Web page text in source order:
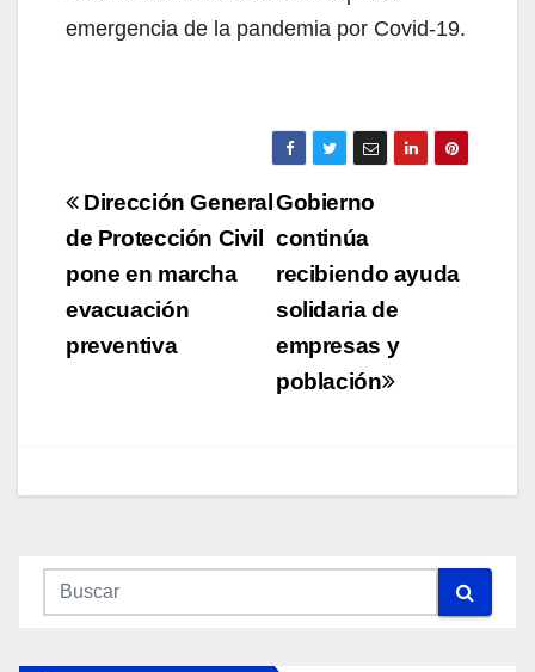
emergencia de la pandemia por Covid-19.
Navegación
de
entradas
Gobierno
continúa
recibiendo ayuda
solidaria de
empresas y
población
Dirección General
de Protección Civil
pone en marcha
evacuación
preventiva